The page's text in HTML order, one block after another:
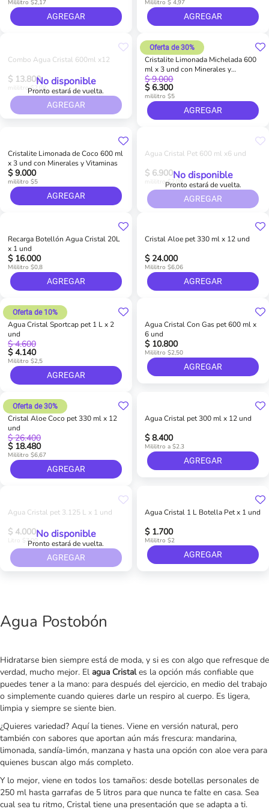
Mililitro $2,17
AGREGAR
Mililitro $ 4,97
AGREGAR
Combo Agua Cristal 600ml x12
$ 13.800
mililitro $2,08No disponible
Pronto estará de vuelta.
AGREGAR
Cristalite Limonada Michelada 600
ml x 3 und con Minerales y
Vitaminas
$ 6.300
$ 9.000
Oferta de 30%
mililitro $5
AGREGAR
Cristalite Limonada de Coco 600 ml
x 3 und con Minerales y Vitaminas
$ 9.000
mililitro $5
AGREGAR
Agua Cristal Pet 600 ml x6 und
$ 6.900
mililitro $2,08No disponible
Pronto estará de vuelta.
AGREGAR
Recarga Botellón Agua Cristal 20L
x 1 und
$ 16.000
Mililitro $0,8
AGREGAR
Cristal Aloe pet 330 ml x 12 und
$ 24.000
Mililitro $6,06
AGREGAR
Agua Cristal Sportcap pet 1 L x 2
und
$ 4.140
$ 4.600
Oferta de 10%
Mililitro $2,5
AGREGAR
Agua Cristal Con Gas pet 600 ml x
6 und
$ 10.800
Mililitro $2,50
AGREGAR
Cristal Aloe Coco pet 330 ml x 12
und
$ 18.480
$ 26.400
Oferta de 30%
Mililitro $6,67
AGREGAR
Agua Cristal pet 300 ml x 12 und
$ 8.400
Mililitro a $2.3
AGREGAR
Agua Cristal pet 3.125 L x 1 und
$ 4.000
Litro $7,00 No disponible
Pronto estará de vuelta.
AGREGAR
Agua Cristal 1 L Botella Pet x 1 und
$ 1.700
Mililitro $2
AGREGAR
Agua Postobón
Hidratarse bien siempre está de moda, y si es con algo que refresque de
verdad, mucho mejor. El agua Cristales la opción más confiable que
puedes tener a la mano: para después del ejercicio, en medio del trabajo
o simplemente cuando quieres darle un respiro al cuerpo. Es ligera,
limpia y siempre se siente bien.
¿Quieres variedad? Aquí la tienes. Viene en versión natural, pero
también con sabores que aportan aún más frescura: mandarina,
limonada, sandía-limón, manzana y hasta una opción con aloe vera para
quienes buscan algo más completo.
Y lo mejor, viene en todos los tamaños: desde botellas personales de
250 ml hasta garrafas de 5 litros para que nunca te falte en casa. Sea
cual sea tu ritmo, Cristal tiene una presentación que se adapta a ti.